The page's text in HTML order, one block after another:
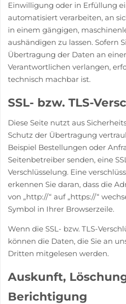
Einwilligung oder in Erfüllung
automatisiert verarbeiten, an
in einem gängigen,
aushändigen zu lassen. Sofern
Übertragung der Daten an
Verantwortlichen verlangen,
technisch machbar ist.
SSL- bzw. TLS-
Diese Seite nutzt aus
Schutz der Übertragung
Beispiel Bestellungen oder
Seitenbetreiber senden, eine
Verschlüsselung. Eine
erkennen Sie daran, dass die
von „http://“ auf „https://“
Symbol in Ihrer Browserzeile.
Wenn die SSL- bzw. TLS-
können die Daten, die Sie an
Dritten mitgelesen werden.
Auskunft,
Berichtigung